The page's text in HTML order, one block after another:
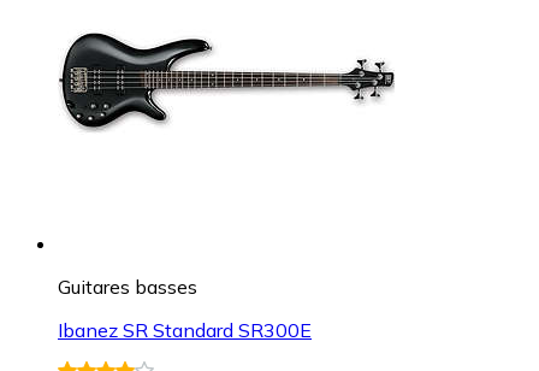
Guitares basses
Ibanez SR Standard SR300E